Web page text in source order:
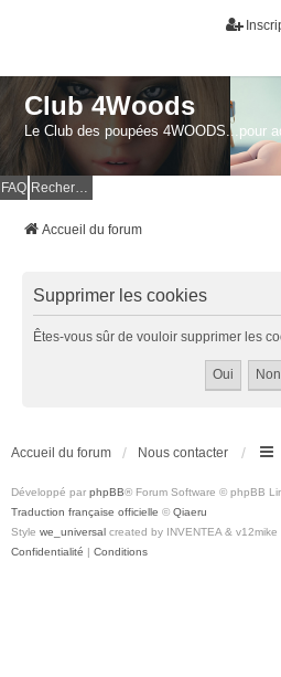
Club 4Woods
Le Club des poupées 4WOODS...pour
FAQ
Accueil du forum
Supprimer les cookies
Êtes-vous sûr de vouloir supprimer les
Accueil du forum Nous contacter
Développé par phpBB® Forum Software © phpBB
Traduction française officielle © Qiaeru
Style we_universal created by INVENTEA & v12mike
Confidentialité | Conditions